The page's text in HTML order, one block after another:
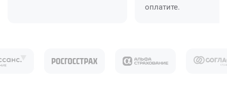
оплатите.